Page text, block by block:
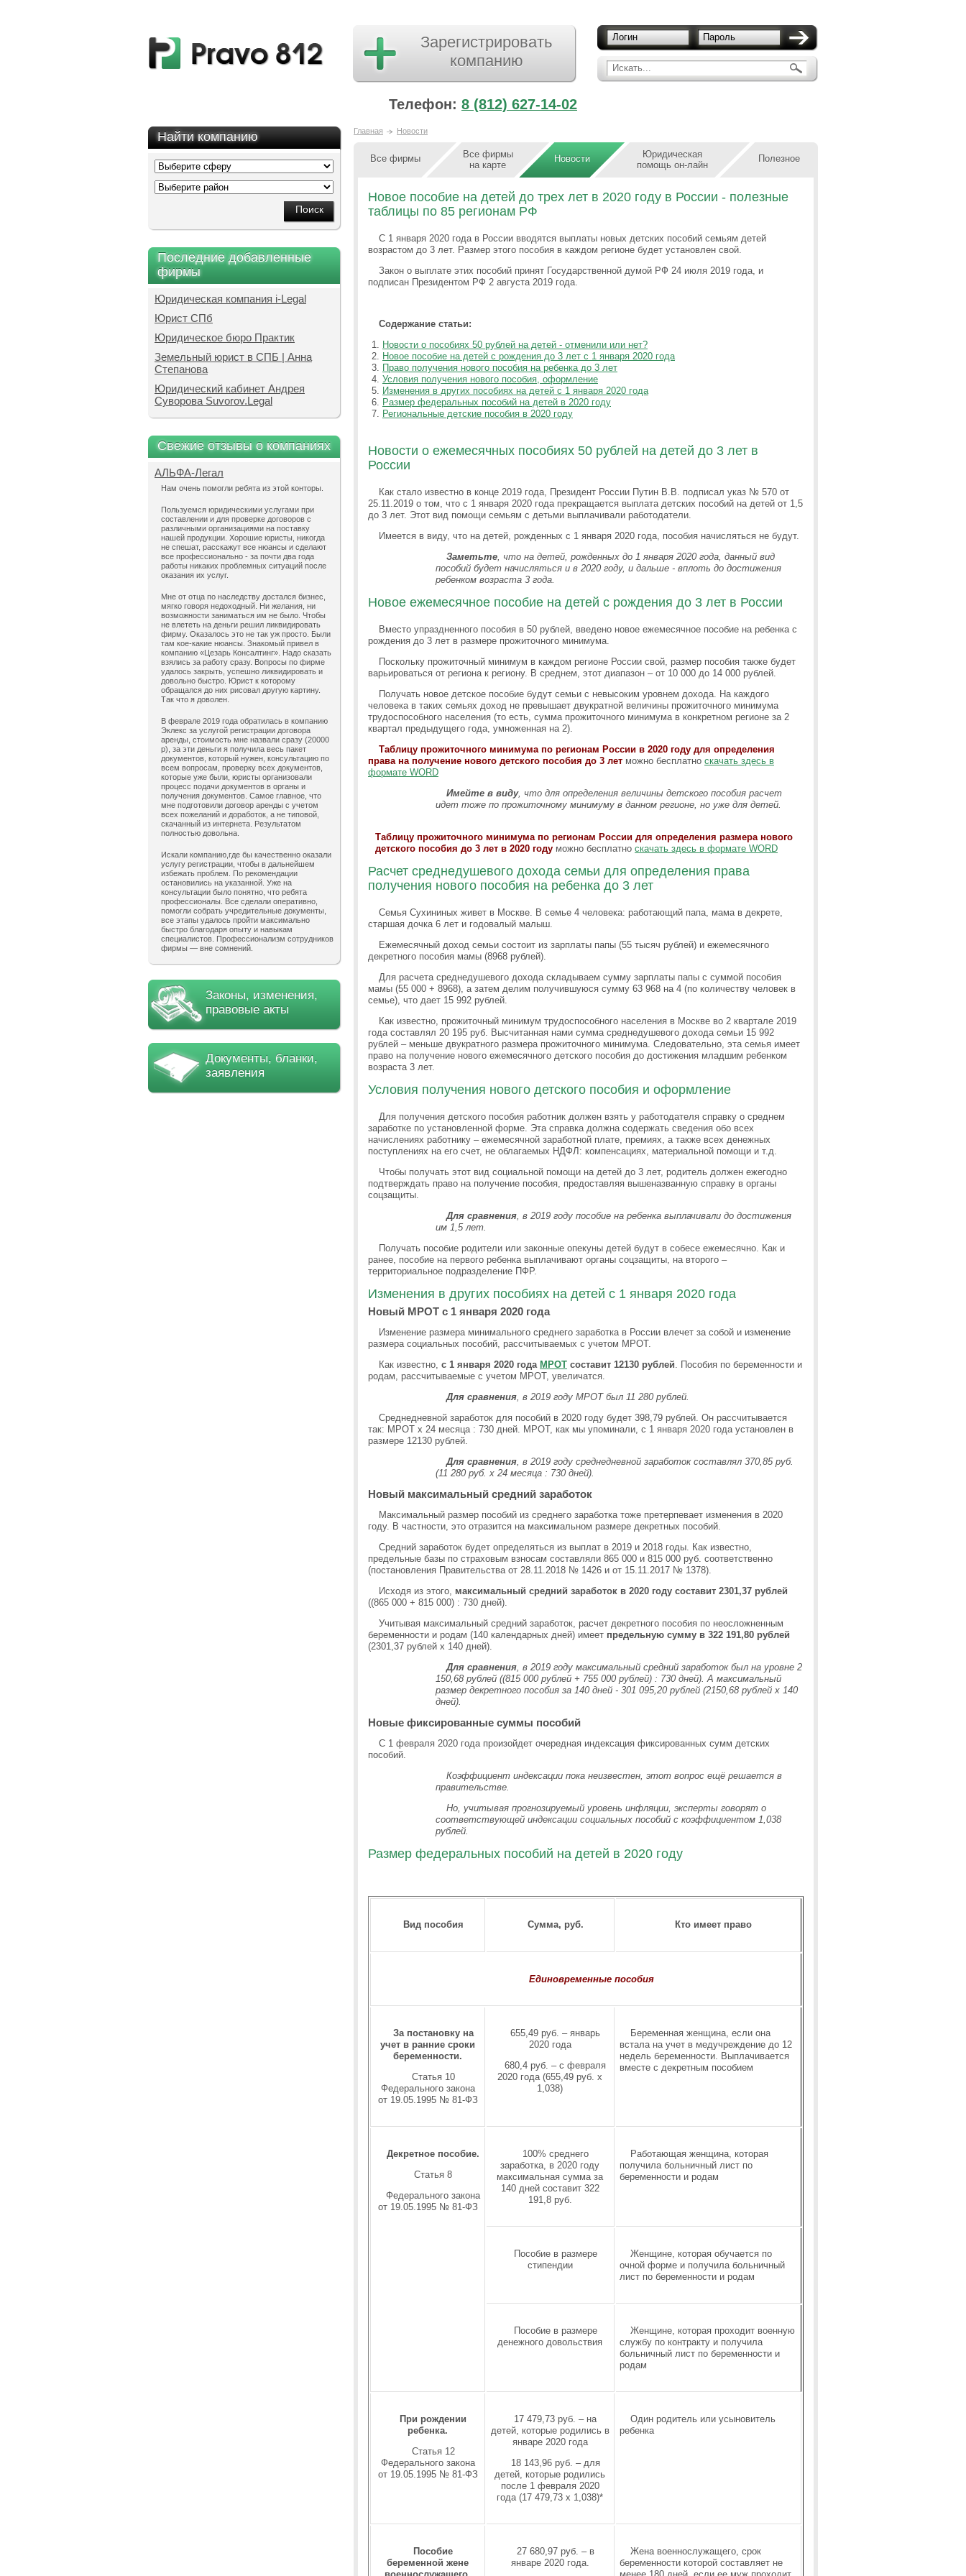
Искать...
Логин Пароль
Зарегистрировать
компанию
Телефон: 8 (812) 627-14-02
Найти компанию
Последние добавленные
фирмы
Юридическая компания i-Legal
Юрист СПб
Юридическое бюро Практик
Земельный юрист в СПБ | Анна
Степанова
Юридический кабинет Андрея
Суворова Suvorov.Legal
Свежие отзывы о компаниях
АЛЬФА-Легал
Нам очень помогли ребята из этой конторы.
Пользуемся юридическими услугами при
составлении и для проверке договоров с
различными организациями на поставку
нашей продукции. Хорошие юристы, никогда
не спешат, расскажут все нюансы и сделают
все профессионально - за почти два года
работы никаких проблемных ситуаций после
оказания их услуг.
Мне от отца по наследству достался бизнес,
мягко говоря недоходный. Ни желания, ни
возможности заниматься им не было. Чтобы
не влететь на деньги решил ликвидировать
фирму. Оказалось это не так уж просто. Были
там кое-какие нюансы. Знакомый привел в
компанию «Цезарь Консалтинг». Надо сказать
взялись за работу сразу. Вопросы по фирме
удалось закрыть, успешно ликвидировать и
довольно быстро. Юрист к которому
обращался до них рисовал другую картину.
Так что я доволен.
В феврале 2019 года обратилась в компанию
Эклекс за услугой регистрации договора
аренды, стоимость мне назвали сразу (20000
р), за эти деньги я получила весь пакет
документов, который нужен, консультацию по
всем вопросам, проверку всех документов,
которые уже были, юристы организовали
процесс подачи документов в органы и
получения документов. Самое главное, что
мне подготовили договор аренды с учетом
всех пожеланий и доработок, а не типовой,
скачанный из интернета. Результатом
полностью довольна.
Искали компанию,где бы качественно оказали
услугу регистрации, чтобы в дальнейшем
избежать проблем. По рекомендации
остановились на указанной. Уже на
консультации было понятно, что ребята
профессионалы. Все сделали оперативно,
помогли собрать учредительные документы,
все этапы удалось пройти максимально
быстро благодаря опыту и навыкам
специалистов. Профессионализм сотрудников
фирмы — вне сомнений.
Законы, изменения,
правовые акты
Документы, бланки,
заявления
Главная Новости
Все фирмы
Все фирмы
на карте
Новости
Юридическая
помощь он-лайн
Полезное
Новое пособие на детей до трех лет в 2020 году в России - полезные
таблицы по 85 регионам РФ
С 1 января 2020 года в России вводятся выплаты новых детских пособий семьям детей
возрастом до 3 лет. Размер этого пособия в каждом регионе будет установлен свой.
Закон о выплате этих пособий принят Государственной думой РФ 24 июля 2019 года, и
подписан Президентом РФ 2 августа 2019 года.
Содержание статьи:
Новости о пособиях 50 рублей на детей - отменили или нет?
Новое пособие на детей с рождения до 3 лет с 1 января 2020 года
Право получения нового пособия на ребенка до 3 лет
Условия получения нового пособия, оформление
Изменения в других пособиях на детей с 1 января 2020 года
Размер федеральных пособий на детей в 2020 году
Региональные детские пособия в 2020 году
Новости о ежемесячных пособиях 50 рублей на детей до 3 лет в
России
Как стало известно в конце 2019 года, Президент России Путин В.В. подписал указ № 570 от
25.11.2019 о том, что с 1 января 2020 года прекращается выплата детских пособий на детей от 1,5
до 3 лет. Этот вид помощи семьям с детьми выплачивали работодатели.
Имеется в виду, что на детей, рожденных с 1 января 2020 года, пособия начисляться не будут.
Заметьте, что на детей, рожденных до 1 января 2020 года, данный вид
пособий будет начисляться и в 2020 году, и дальше - вплоть до достижения
ребенком возраста 3 года.
Новое ежемесячное пособие на детей с рождения до 3 лет в России
Вместо упраздненного пособия в 50 рублей, введено новое ежемесячное пособие на ребенка с
рождения до 3 лет в размере прожиточного минимума.
Поскольку прожиточный минимум в каждом регионе России свой, размер пособия также будет
варьироваться от региона к региону. В среднем, этот диапазон – от 10 000 до 14 000 рублей.
Получать новое детское пособие будут семьи с невысоким уровнем дохода. На каждого
человека в таких семьях доход не превышает двукратной величины прожиточного минимума
трудоспособного населения (то есть, сумма прожиточного минимума в конкретном регионе за 2
квартал предыдущего года, умноженная на 2).
Таблицу прожиточного минимума по регионам России в 2020 году для определения
права на получение нового детского пособия до 3 лет можно бесплатно скачать здесь в
формате WORD
Имейте в виду, что для определения величины детского пособия расчет
идет тоже по прожиточному минимуму в данном регионе, но уже для детей.
Таблицу прожиточного минимума по регионам России для определения размера нового
детского пособия до 3 лет в 2020 году можно бесплатно скачать здесь в формате WORD
Расчет среднедушевого дохода семьи для определения права
получения нового пособия на ребенка до 3 лет
Семья Сухининых живет в Москве. В семье 4 человека: работающий папа, мама в декрете,
старшая дочка 6 лет и годовалый малыш.
Ежемесячный доход семьи состоит из зарплаты папы (55 тысяч рублей) и ежемесячного
декретного пособия мамы (8968 рублей).
Для расчета среднедушевого дохода складываем сумму зарплаты папы с суммой пособия
мамы (55 000 + 8968), а затем делим получившуюся сумму 63 968 на 4 (по количеству человек в
семье), что дает 15 992 рублей.
Как известно, прожиточный минимум трудоспособного населения в Москве во 2 квартале 2019
года составлял 20 195 руб. Высчитанная нами сумма среднедушевого дохода семьи 15 992
рублей – меньше двукратного размера прожиточного минимума. Следовательно, эта семья имеет
право на получение нового ежемесячного детского пособия до достижения младшим ребенком
возраста 3 лет.
Условия получения нового детского пособия и оформление
Для получения детского пособия работник должен взять у работодателя справку о среднем
заработке по установленной форме. Эта справка должна содержать сведения обо всех
начислениях работнику – ежемесячной заработной плате, премиях, а также всех денежных
поступлениях на его счет, не облагаемых НДФЛ: компенсациях, материальной помощи и т.д.
Чтобы получать этот вид социальной помощи на детей до 3 лет, родитель должен ежегодно
подтверждать право на получение пособия, предоставляя вышеназванную справку в органы
соцзащиты.
Для сравнения, в 2019 году пособие на ребенка выплачивали до достижения
им 1,5 лет.
Получать пособие родители или законные опекуны детей будут в собесе ежемесячно. Как и
ранее, пособие на первого ребенка выплачивают органы соцзащиты, на второго –
территориальное подразделение ПФР.
Изменения в других пособиях на детей с 1 января 2020 года
Новый МРОТ с 1 января 2020 года
Изменение размера минимального среднего заработка в России влечет за собой и изменение
размера социальных пособий, рассчитываемых с учетом МРОТ.
Как известно, с 1 января 2020 года МРОТ составит 12130 рублей. Пособия по беременности и
родам, рассчитываемые с учетом МРОТ, увеличатся.
Для сравнения, в 2019 году МРОТ был 11 280 рублей.
Среднедневной заработок для пособий в 2020 году будет 398,79 рублей. Он рассчитывается
так: МРОТ х 24 месяца : 730 дней. МРОТ, как мы упоминали, с 1 января 2020 года установлен в
размере 12130 рублей.
Для сравнения, в 2019 году среднедневной заработок составлял 370,85 руб.
(11 280 руб. х 24 месяца : 730 дней).
Новый максимальный средний заработок
Максимальный размер пособий из среднего заработка тоже претерпевает изменения в 2020
году. В частности, это отразится на максимальном размере декретных пособий.
Средний заработок будет определяться из выплат в 2019 и 2018 годы. Как известно,
предельные базы по страховым взносам составляли 865 000 и 815 000 руб. соответственно
(постановления Правительства от 28.11.2018 № 1426 и от 15.11.2017 № 1378).
Исходя из этого, максимальный средний заработок в 2020 году составит 2301,37 рублей
((865 000 + 815 000) : 730 дней).
Учитывая максимальный средний заработок, расчет декретного пособия по неосложненным
беременности и родам (140 календарных дней) имеет предельную сумму в 322 191,80 рублей
(2301,37 рублей х 140 дней).
Для сравнения, в 2019 году максимальный средний заработок был на уровне 2
150,68 рублей ((815 000 рублей + 755 000 рублей) : 730 дней). А максимальный
размер декретного пособия за 140 дней - 301 095,20 рублей (2150,68 рублей х 140
дней).
Новые фиксированные суммы пособий
С 1 февраля 2020 года произойдет очередная индексация фиксированных сумм детских
пособий.
Коэффициент индексации пока неизвестен, этот вопрос ещё решается в
правительстве.
Но, учитывая прогнозируемый уровень инфляции, эксперты говорят о
соответствующей индексации социальных пособий с коэффициентом 1,038
рублей.
Размер федеральных пособий на детей в 2020 году
Вид пособия Сумма, руб. Кто имеет право
Единовременные пособия
За постановку на
учет в ранние сроки
беременности.
Статья 10
Федерального закона
от 19.05.1995 № 81-ФЗ
655,49 руб. – январь
2020 года
680,4 руб. – с февраля
2020 года (655,49 руб. х
1,038)
Беременная женщина, если она
встала на учет в медучреждение до 12
недель беременности. Выплачивается
вместе с декретным пособием
Декретное пособие.
Статья 8
Федерального закона
от 19.05.1995 № 81-ФЗ
100% среднего
заработка, в 2020 году
максимальная сумма за
140 дней составит 322
191,8 руб.
Работающая женщина, которая
получила больничный лист по
беременности и родам
Пособие в размере
стипендии
Женщине, которая обучается по
очной форме и получила больничный
лист по беременности и родам
Пособие в размере
денежного довольствия
Женщине, которая проходит военную
службу по контракту и получила
больничный лист по беременности и
родам
При рождении
ребенка.
Статья 12
Федерального закона
от 19.05.1995 № 81-ФЗ
17 479,73 руб. – на
детей, которые родились в
январе 2020 года
18 143,96 руб. – для
детей, которые родились
после 1 февраля 2020
года (17 479,73 х 1,038)*
Один родитель или усыновитель
ребенка
Пособие
беременной жене
27 680,97 руб. – в
январе 2020 года.
Жена военнослужащего, срок
беременности которой составляет не